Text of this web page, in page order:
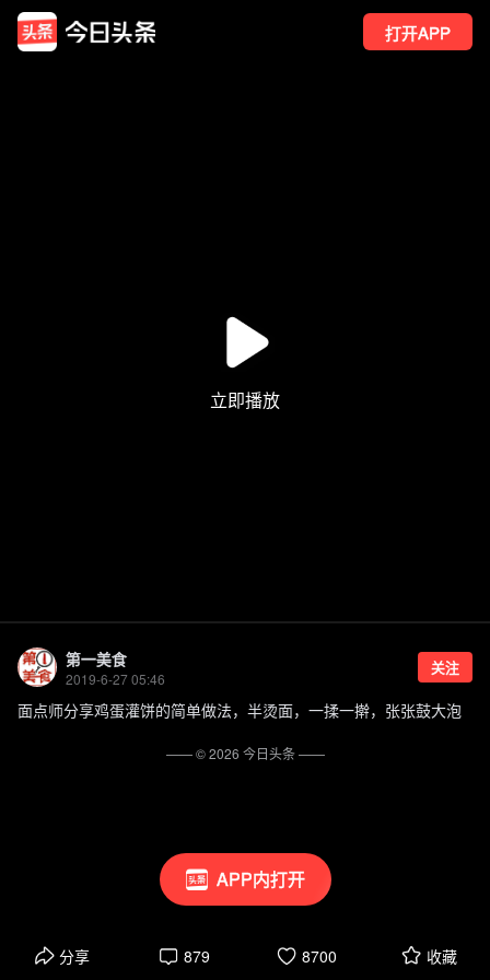
打开APP
APP内打开
第一美食
2019-6-27 05:46
关注
面点师分享鸡蛋灌饼的简单做法，半烫面，一揉一擀，张张鼓大泡
分享 879 8700 收藏
—— ©2026 今日头条——